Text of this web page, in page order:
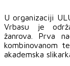
U organizaciji
Vrbasu je
žanrova. Prva
kombinovanom
akademska